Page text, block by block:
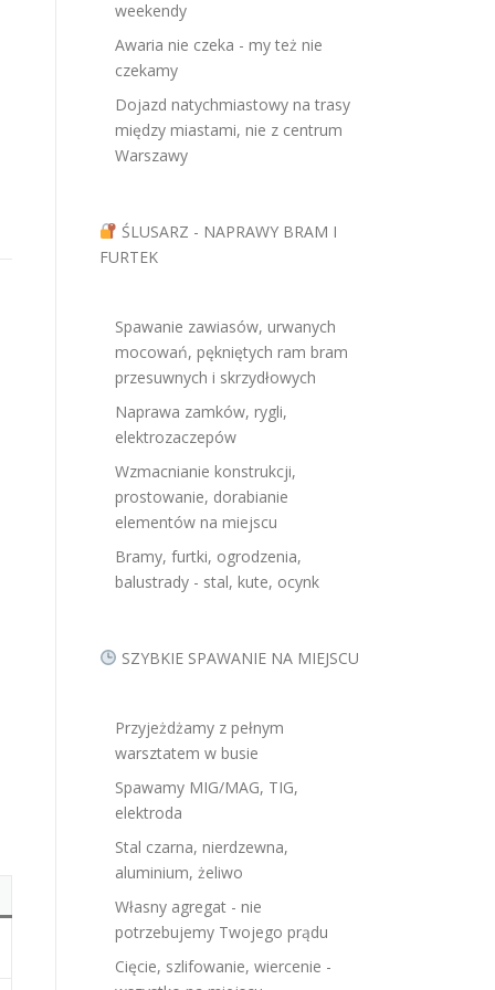
weekendy
Awaria nie czeka - my też nie
czekamy
Dojazd natychmiastowy na trasy
między miastami, nie z centrum
Warszawy
ŚLUSARZ - NAPRAWY BRAM I
FURTEK
Spawanie zawiasów, urwanych
mocowań, pękniętych ram bram
przesuwnych i skrzydłowych
Naprawa zamków, rygli,
elektrozaczepów
Wzmacnianie konstrukcji,
prostowanie, dorabianie
elementów na miejscu
Bramy, furtki, ogrodzenia,
balustrady - stal, kute, ocynk
SZYBKIE SPAWANIE NA MIEJSCU
Przyjeżdżamy z pełnym
warsztatem w busie
Spawamy MIG/MAG, TIG,
elektroda
Stal czarna, nierdzewna,
aluminium, żeliwo
Własny agregat - nie
potrzebujemy Twojego prądu
Cięcie, szlifowanie, wiercenie -